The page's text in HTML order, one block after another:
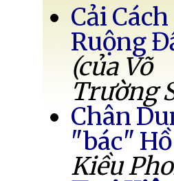
Cải Cách
Ruộng
(của Võ
Trường
Chân
"bác" Hồ
Kiều